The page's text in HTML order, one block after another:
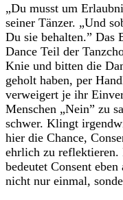
„Du musst um
seiner Tänzer. „Und
Du sie behalten.” Das
Dance Teil der
Knie und bitten die
geholt haben, per
verweigert je ihr
Menschen „Nein” zu
schwer. Klingt
hier die Chance,
ehrlich zu reflektieren.
bedeutet Consent
nicht nur einmal,